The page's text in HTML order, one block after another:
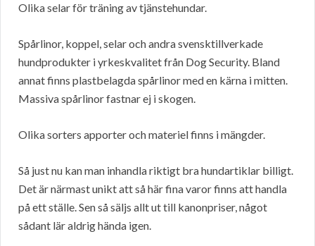
Olika selar för träning av tjänstehundar.
Spårlinor, koppel, selar och andra svensktillverkade
hundprodukter i yrkeskvalitet från Dog Security. Bland
annat finns plastbelagda spårlinor med en kärna i mitten.
Massiva spårlinor fastnar ej i skogen.
Olika sorters apporter och materiel finns i mängder.
Så just nu kan man inhandla riktigt bra hundartiklar billigt.
Det är närmast unikt att så här fina varor finns att handla
på ett ställe. Sen så säljs allt ut till kanonpriser, något
sådant lär aldrig hända igen.